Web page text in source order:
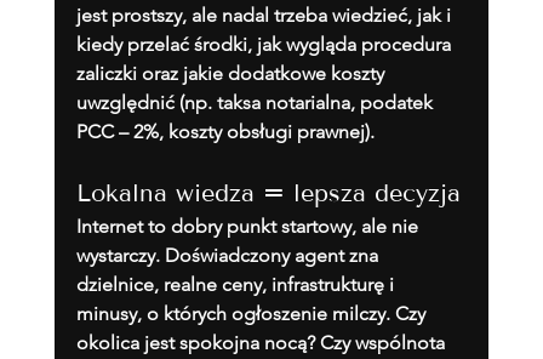
jest prostszy, ale nadal trzeba wiedzieć, jak i
kiedy przelać środki, jak wygląda procedura
zaliczki oraz jakie dodatkowe koszty
uwzględnić (np. taksa notarialna, podatek
PCC – 2%, koszty obsługi prawnej).
Lokalna wiedza = lepsza decyzja
Internet to dobry punkt startowy, ale nie
wystarczy. Doświadczony agent zna
dzielnice, realne ceny, infrastrukturę i
minusy, o których ogłoszenie milczy. Czy
okolica jest spokojna nocą? Czy wspólnota